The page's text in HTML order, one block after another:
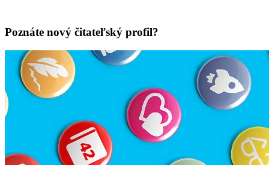
Poznáte nový čitateľský profil?